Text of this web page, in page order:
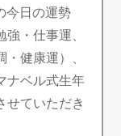
今日の運勢
・仕事運、
健康運）、
ナベル式生年
せていただき